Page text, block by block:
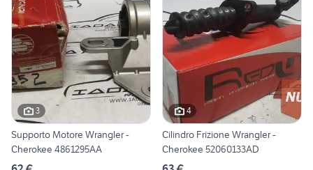
3
Supporto Motore Wrangler -
Cherokee 4861295AA
4
Cilindro Frizione Wrangler -
Cherokee 52060133AD